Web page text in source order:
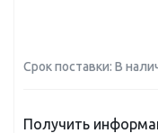
Срок поставки: В
Получить